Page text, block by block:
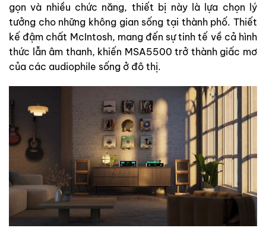
gọn và nhiều chức năng, thiết bị này là lựa chọn lý
tưởng cho những không gian sống tại thành phố. Thiết
kế đậm chất McIntosh, mang đến sự tinh tế về cả hình
thức lẫn âm thanh, khiến MSA5500 trở thành giấc mơ
của các audiophile sống ở đô thị.